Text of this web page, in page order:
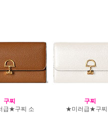
구찌
급★구찌 소
구찌
★미러급★구찌